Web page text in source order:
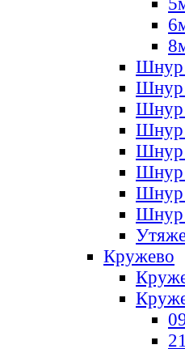
Шнур
Шнур
Шнур
Шнур
Шнур
Шнур
Шнур
Кружево